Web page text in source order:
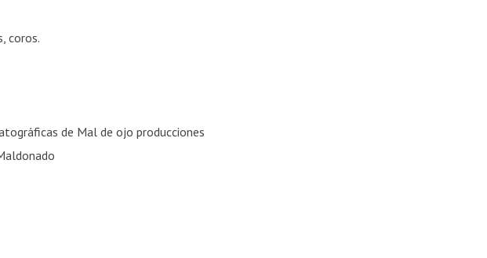
bajos, teclados, coros.
en:3,10, 13 y15
violín en 1 y 3
y Susana Armengol .
de Mal de ojo producciones